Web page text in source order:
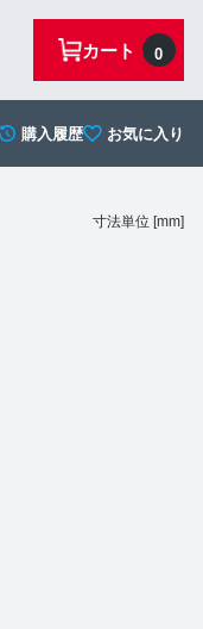
0
カート
購入履歴 お気に入り
寸法単位 [mm]